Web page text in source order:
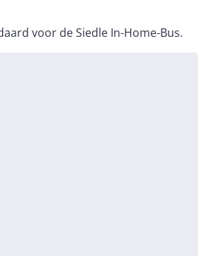
voor de Siedle In-Home-Bus.